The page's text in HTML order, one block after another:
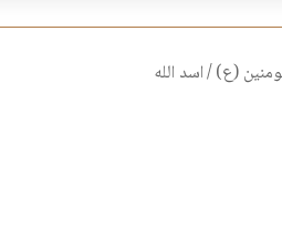
(ع)/اسد الله